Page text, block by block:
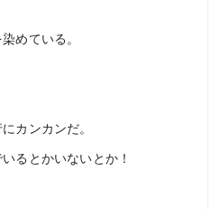
めている。
カンカンだ。
るとかいないとか！